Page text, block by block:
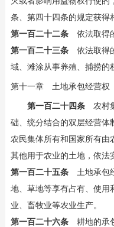
条、第四十四条的规定获得
第一百二十二条依法取得的
第一百二十三条依法取得的
域、滩涂从事养殖、捕捞的
第十一章 土地承包经营权
第一百二十四条农村集
础、统分结合的双层经营体
农民集体所有和国家所有由
其他用于农业的土地，依法
第一百二十五条土地承包经
地、草地等享有占有、使用
业、畜牧业等农业生产。
第一百二十六条耕地的承包